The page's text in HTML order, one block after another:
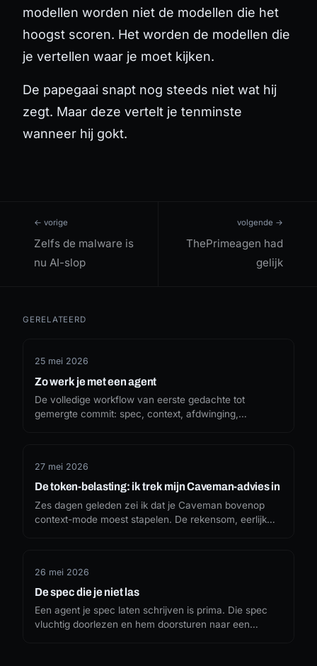
modellen worden niet de modellen die het
hoogst scoren. Het worden de modellen die
je vertellen waar je moet kijken.
De papegaai snapt nog steeds niet wat hij
zegt. Maar deze vertelt je tenminste
wanneer hij gokt.
← vorige
Zelfs de malware is
nu AI-slop
volgende →
ThePrimeagen had
gelijk
GERELATEERD
25 mei 2026
Zo werk je met een agent
De volledige workflow van eerste gedachte tot
gemergte commit: spec, context, afdwinging,
27 mei 2026
De token-belasting: ik trek mijn Caveman-advies in
Zes dagen geleden zei ik dat je Caveman bovenop
context-mode moest stapelen. De rekensom, eerlijk
26 mei 2026
De spec die je niet las
Een agent je spec laten schrijven is prima. Die spec
vluchtig doorlezen en hem doorsturen naar een